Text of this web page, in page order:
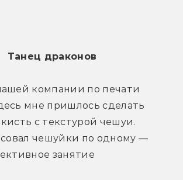
Танец драконов
компании по печати
мне пришлось сделать
с текстурой чешуи.
чешуйки по одному —
занятие